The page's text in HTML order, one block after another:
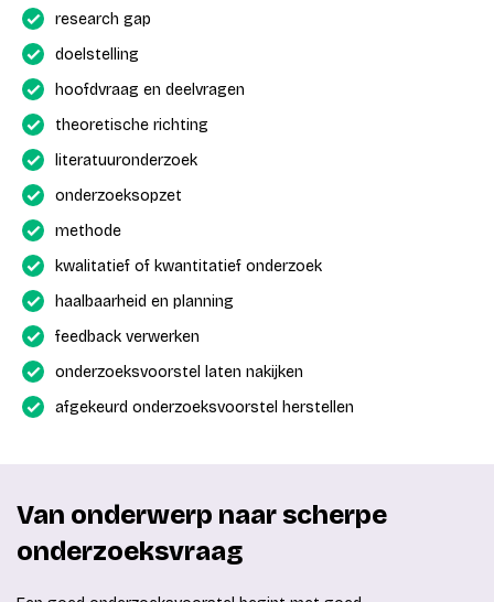
research gap
doelstelling
hoofdvraag en deelvragen
theoretische richting
literatuuronderzoek
onderzoeksopzet
methode
kwalitatief of kwantitatief onderzoek
haalbaarheid en planning
feedback verwerken
onderzoeksvoorstel laten nakijken
afgekeurd onderzoeksvoorstel herstellen
Van onderwerp naar scherpe
onderzoeksvraag